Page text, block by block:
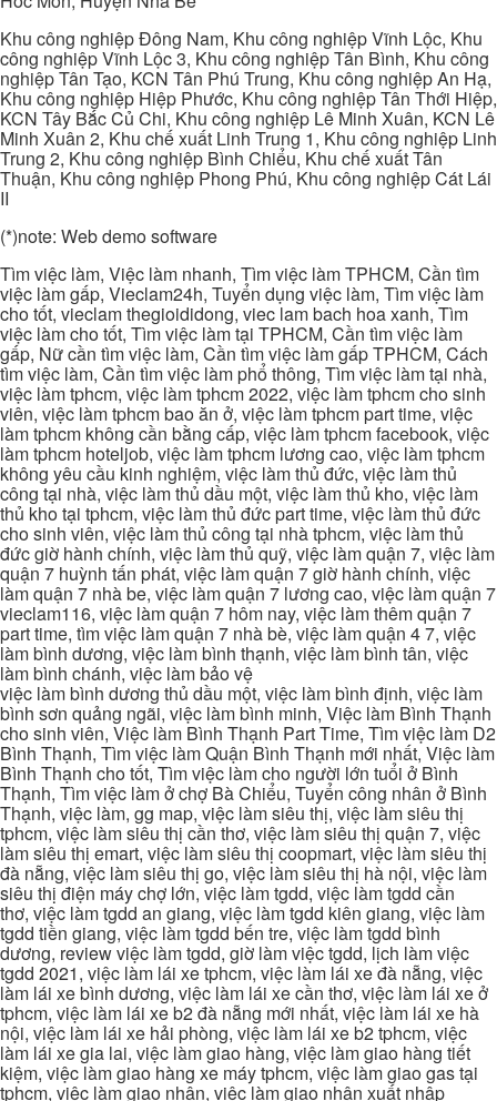
Khu công nghiệp Đông Nam, Khu công nghiệp Vĩnh Lộc, Khu
công nghiệp Vĩnh Lộc 3, Khu công nghiệp Tân Bình, Khu công
nghiệp Tân Tạo, KCN Tân Phú Trung, Khu công nghiệp An Hạ,
Khu công nghiệp Hiệp Phước, Khu công nghiệp Tân Thới Hiệp,
KCN Tây Bắc Củ Chi, Khu công nghiệp Lê Minh Xuân, KCN Lê
Minh Xuân 2, Khu chế xuất Linh Trung 1, Khu công nghiệp Linh
Trung 2, Khu công nghiệp Bình Chiểu, Khu chế xuất Tân
Thuận, Khu công nghiệp Phong Phú, Khu công nghiệp Cát Lái
II
(*)note: Web demo software
Tìm việc làm, Việc làm nhanh, Tìm việc làm TPHCM, Cần tìm
việc làm gấp, Vieclam24h, Tuyển dụng việc làm, Tìm việc làm
cho tốt, vieclam thegioididong, viec lam bach hoa xanh, Tìm
việc làm cho tốt, Tìm việc làm tại TPHCM, Cần tìm việc làm
gấp, Nữ cần tìm việc làm, Cần tìm việc làm gấp TPHCM, Cách
tìm việc làm, Cần tìm việc làm phổ thông, Tìm việc làm tại nhà,
việc làm tphcm, việc làm tphcm 2022, việc làm tphcm cho sinh
viên, việc làm tphcm bao ăn ở, việc làm tphcm part time, việc
làm tphcm không cần bằng cấp, việc làm tphcm facebook, việc
làm tphcm hoteljob, việc làm tphcm lương cao, việc làm tphcm
không yêu cầu kinh nghiệm, việc làm thủ đức, việc làm thủ
công tại nhà, việc làm thủ dầu một, việc làm thủ kho, việc làm
thủ kho tại tphcm, việc làm thủ đức part time, việc làm thủ đức
cho sinh viên, việc làm thủ công tại nhà tphcm, việc làm thủ
đức giờ hành chính, việc làm thủ quỹ, việc làm quận 7, việc làm
quận 7 huỳnh tấn phát, việc làm quận 7 giờ hành chính, việc
làm quận 7 nhà be, việc làm quận 7 lương cao, việc làm quận 7
vieclam116, việc làm quận 7 hôm nay, việc làm thêm quận 7
part time, tìm việc làm quận 7 nhà bè, việc làm quận 4 7, việc
làm bình dương, việc làm bình thạnh, việc làm bình tân, việc
làm bình chánh, việc làm bảo vệ
việc làm bình dương thủ dầu một, việc làm bình định, việc làm
bình sơn quảng ngãi, việc làm bình minh, Việc làm Bình Thạnh
cho sinh viên, Việc làm Bình Thạnh Part Time, Tìm việc làm D2
Bình Thạnh, Tìm việc làm Quận Bình Thạnh mới nhất, Việc làm
Bình Thạnh cho tốt, Tìm việc làm cho người lớn tuổi ở Bình
Thạnh, Tìm việc làm ở chợ Bà Chiểu, Tuyển công nhân ở Bình
Thạnh, việc làm, gg map, việc làm siêu thị, việc làm siêu thị
tphcm, việc làm siêu thị cần thơ, việc làm siêu thị quận 7, việc
làm siêu thị emart, việc làm siêu thị coopmart, việc làm siêu thị
đà nẵng, việc làm siêu thị go, việc làm siêu thị hà nội, việc làm
siêu thị điện máy chợ lớn, việc làm tgdd, việc làm tgdd cần
thơ, việc làm tgdd an giang, việc làm tgdd kiên giang, việc làm
tgdd tiền giang, việc làm tgdd bến tre, việc làm tgdd bình
dương, review việc làm tgdd, giờ làm việc tgdd, lịch làm việc
tgdd 2021, việc làm lái xe tphcm, việc làm lái xe đà nẵng, việc
làm lái xe bình dương, việc làm lái xe cần thơ, việc làm lái xe ở
tphcm, việc làm lái xe b2 đà nẵng mới nhất, việc làm lái xe hà
nội, việc làm lái xe hải phòng, việc làm lái xe b2 tphcm, việc
làm lái xe gia lai, việc làm giao hàng, việc làm giao hàng tiết
kiệm, việc làm giao hàng xe máy tphcm, việc làm giao gas tại
tphcm, việc làm giao nhận, việc làm giao nhận xuất nhập